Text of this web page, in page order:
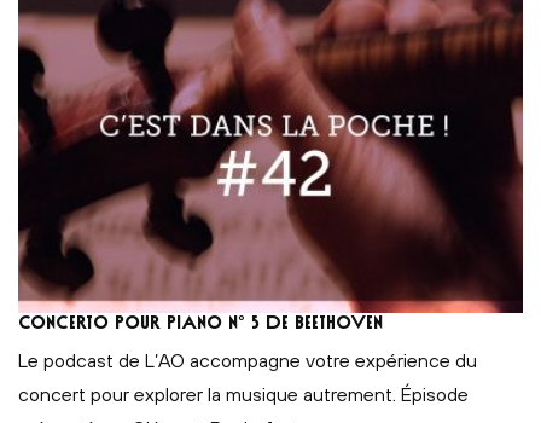
Concerto pour piano n° 5 de Beethoven
Le podcast de L’AO accompagne votre expérience du
concert pour explorer la musique autrement. Épisode